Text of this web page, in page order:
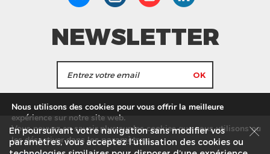
NEWSLETTER
J'accepte de recevoir les actualités et les
informations de Tang Frères.
Nos Magasins Service commercial
Recrutement
En poursuivant votre navigation sans modifier vos
paramètres, vous acceptez l’utilisation des cookies ou
Nous utilisons des cookies pour vous offrir la meilleure
expérience sur notre site web.
Vous pouvez en savoir plus sur les cookies que nous utilisons ou
les désactiver dans lesparamètres.